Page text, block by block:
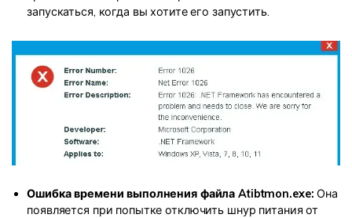
запускаться, когда вы хотите его запустить.
Ошибка времени выполнения файла Atibtmon.exe: Она
появляется при попытке отключить шнур питания от